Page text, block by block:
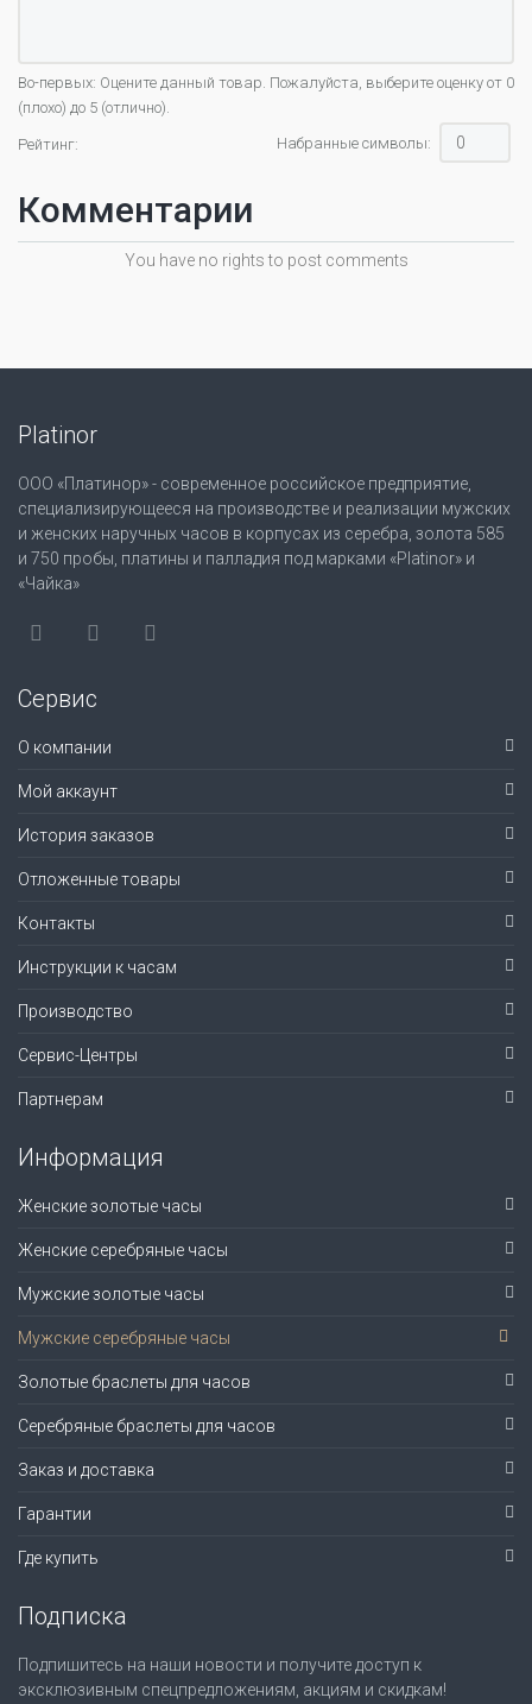
Во-первых: Оцените данный товар. Пожалуйста, выберите оценку от 0
(плохо) до 5 (отлично).
Рейтинг: Набранные символы:
Комментарии
You have no rights to post comments
Platinor
ООО «Платинор» - современное российское предприятие,
специализирующееся на производстве и реализации мужских
и женских наручных часов в корпусах из серебра, золота 585
и 750 пробы, платины и палладия под марками «Platinor» и
«Чайка»
Сервис
О компании
Мой аккаунт
История заказов
Отложенные товары
Контакты
Инструкции к часам
Производство
Сервис-Центры
Партнерам
Информация
Женские золотые часы
Женские серебряные часы
Мужские золотые часы
Мужские серебряные часы
Золотые браслеты для часов
Серебряные браслеты для часов
Заказ и доставка
Гарантии
Где купить
Подписка
Подпишитесь на наши новости и получите доступ к
эксклюзивным спецпредложениям, акциям и скидкам!